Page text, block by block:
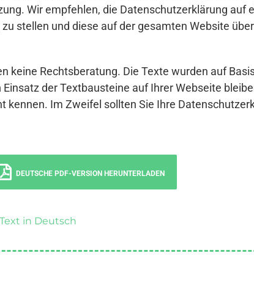
Wir empfehlen, die Datenschutzerklärung auf
stellen und diese auf der gesamten Website
keine Rechtsberatung. Die Texte wurden auf
der Textbausteine auf Ihrer Webseite
kennen. Im Zweifel sollten Sie Ihre
DEUTSCHE PDF-VERSION HERUNTERLADEN
in Deutsch